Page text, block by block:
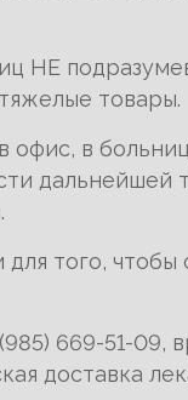
НЕ
товары.
в
дальнейшей
того, чтобы
669-51-09,
доставка